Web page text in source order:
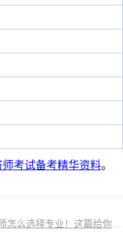
考试备考精华资料。
么选择专业！这篇给你讲透